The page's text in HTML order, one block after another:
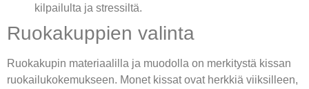
kilpailulta ja stressiltä.
Ruokakuppien valinta
Ruokakupin materiaalilla ja muodolla on merkitystä kissan
ruokailukokemukseen. Monet kissat ovat herkkiä viiksilleen,